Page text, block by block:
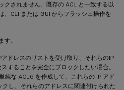
クされません。既存の ACL と一致する以
、CLI または GUI からフラッシュ操作を
す。
ドレスのリストを受け取り、それらのIP
することを完全にブロックしたい場合。
純な ACL6 を作成して、これらの IP アド
し、それらのアドレスに関連付けられた